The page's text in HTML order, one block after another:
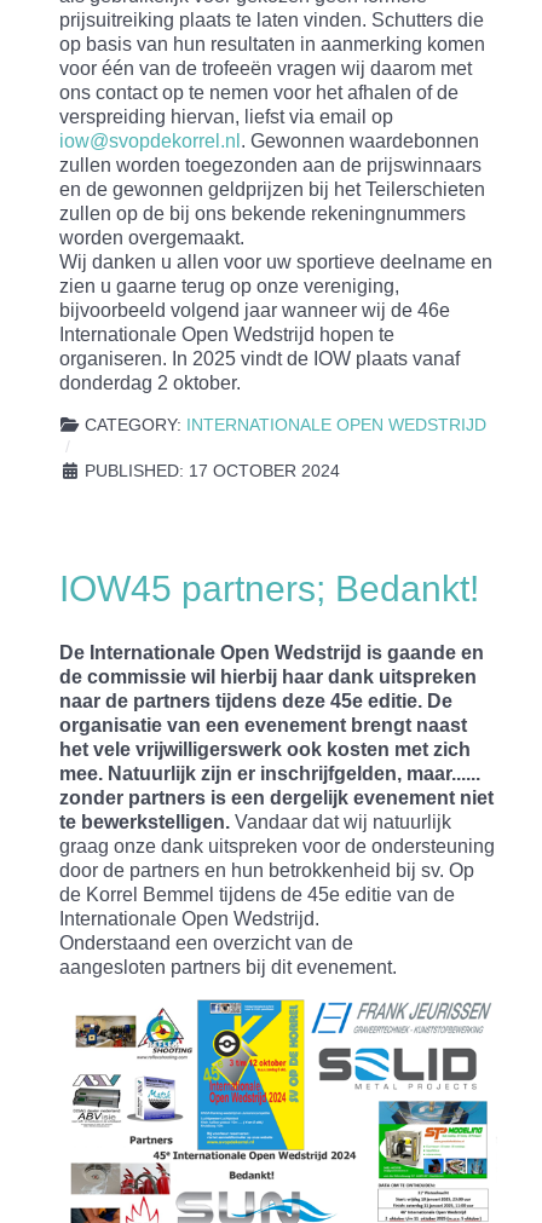
prijsuitreiking plaats te laten vinden. Schutters die
op basis van hun resultaten in aanmerking komen
voor één van de trofeeën vragen wij daarom met
ons contact op te nemen voor het afhalen of de
verspreiding hiervan, liefst via email op
iow@svopdekorrel.nl . Gewonnen waardebonnen
zullen worden toegezonden aan de prijswinnaars
en de gewonnen geldprijzen bij het Teilerschieten
zullen op de bij ons bekende rekeningnummers
worden overgemaakt.
Wij danken u allen voor uw sportieve deelname en
zien u gaarne terug op onze vereniging,
bijvoorbeeld volgend jaar wanneer wij de 46e
Internationale Open Wedstrijd hopen te
organiseren. In 2025 vindt de IOW plaats vanaf
donderdag 2 oktober.
CATEGORY: INTERNATIONALE OPEN WEDSTRIJD
PUBLISHED: 17 OCTOBER 2024
IOW45 partners; Bedankt!
De Internationale Open Wedstrijd is gaande en
de commissie wil hierbij haar dank uitspreken
naar de partners tijdens deze 45e editie. De
organisatie van een evenement brengt naast
het vele vrijwilligerswerk ook kosten met zich
mee. Natuurlijk zijn er inschrijfgelden, maar......
zonder partners is een dergelijk evenement niet
te bewerkstelligen. Vandaar dat wij natuurlijk
graag onze dank uitspreken voor de ondersteuning
door de partners en hun betrokkenheid bij sv. Op
de Korrel Bemmel tijdens de 45e editie van de
Internationale Open Wedstrijd.
Onderstaand een overzicht van de
aangesloten partners bij dit evenement.